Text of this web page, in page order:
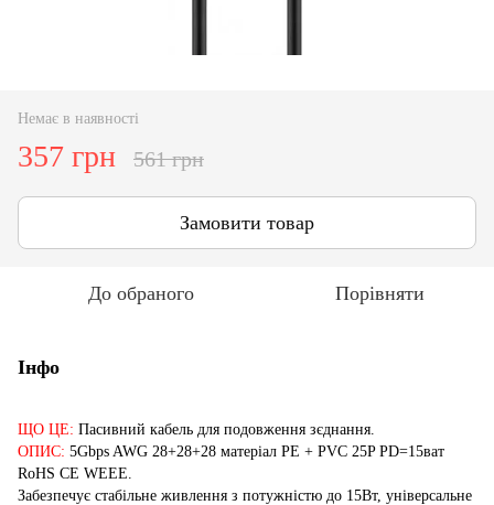
Немає в наявності
357 грн 561 грн
Замовити товар
До обраного Порівняти
Інфо
ЩО ЦЕ: Пасивний кабель для подовження зєднання.
ОПИС: 5Gbps AWG 28+28+28 матеріал PE + PVC 25P PD=15ват
RoHS CE WEEE.
Забезпечує стабільне живлення з потужністю до 15Вт, універсальне